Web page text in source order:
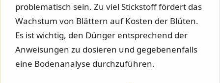
problematisch sein. Zu viel Stickstoff fördert das
Wachstum von Blättern auf Kosten der Blüten.
Es ist wichtig, den Dünger entsprechend der
Anweisungen zu dosieren und gegebenenfalls
eine Bodenanalyse durchzuführen.